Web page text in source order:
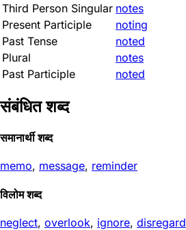
Third Person Singular notes
Present Participle
noting
Past Tense
noted
Plural
notes
Past Participle
noted
संबंधित शब्द
समानार्थी शब्द
memo, message, reminder
विलोम शब्द
neglect, overlook, ignore, disregard